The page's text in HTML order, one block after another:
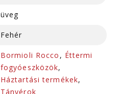
üveg
Fehér
Bormioli Rocco , Éttermi
fogyóeszközök,
Háztartási termékek,
Tányérok